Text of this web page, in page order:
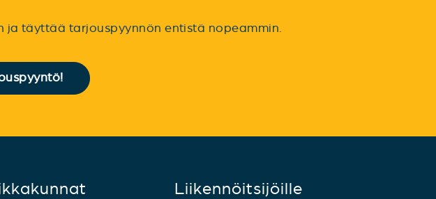
täyttää tarjouspyynnön entistä nopeammin.
Liikennöitsijöille